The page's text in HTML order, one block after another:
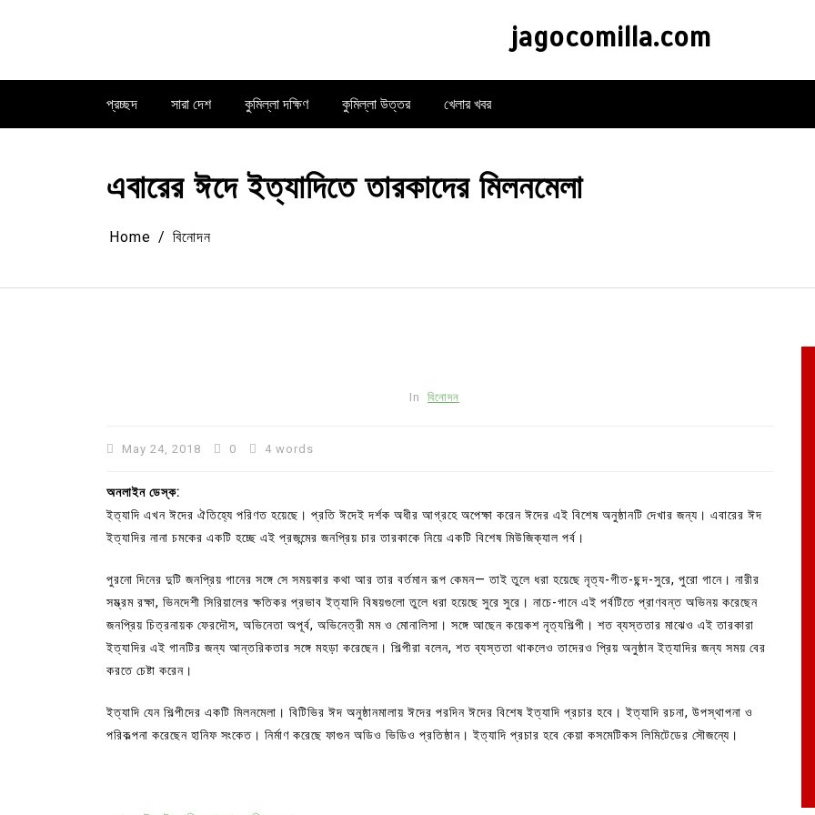
jagocomilla.com
প্রচ্ছদ সারা দেশ কুমিল্লা দক্ষিণ কুমিল্লা উত্তর খেলার খবর
এবারের ঈদে ইত্যাদিতে তারকাদের মিলনমেলা
Home বিনোদন
In বিনোদন
May 24, 2018 0 4 words
অনলাইন ডেস্ক:
ইত্যাদি এখন ঈদের ঐতিহ্যে পরিণত হয়েছে। প্রতি ঈদেই দর্শক অধীর আগ্রহে অপেক্ষা করেন ঈদের এই বিশেষ অনুষ্ঠানটি দেখার জন্য। এবারের ঈদ
ইত্যাদির নানা চমকের একটি হচ্ছে এই প্রজন্মের জনপ্রিয় চার তারকাকে নিয়ে একটি বিশেষ মিউজিক্যাল পর্ব।
পুরনো দিনের দুটি জনপ্রিয় গানের সঙ্গে সে সময়কার কথা আর তার বর্তমান রূপ কেমন— তাই তুলে ধরা হয়েছে নৃত্য-গীত-ছন্দ-সুরে, পুরো গানে। নারীর
সম্ভ্রম রক্ষা, ভিনদেশী সিরিয়ালের ক্ষতিকর প্রভাব ইত্যাদি বিষয়গুলো তুলে ধরা হয়েছে সুরে সুরে। নাচে-গানে এই পর্বটিতে প্রাণবন্ত অভিনয় করেছেন
জনপ্রিয় চিত্রনায়ক ফেরদৌস, অভিনেতা অপূর্ব, অভিনেত্রী মম ও মোনালিসা। সঙ্গে আছেন কয়েকশ নৃত্যশিল্পী। শত ব্যস্ততার মাঝেও এই তারকারা
ইত্যাদির এই গানটির জন্য আন্তরিকতার সঙ্গে মহড়া করেছেন। শিল্পীরা বলেন, শত ব্যস্ততা থাকলেও তাদেরও প্রিয় অনুষ্ঠান ইত্যাদির জন্য সময় বের
করতে চেষ্টা করেন।
ইত্যাদি যেন শিল্পীদের একটি মিলনমেলা। বিটিভির ঈদ অনুষ্ঠানমালায় ঈদের পরদিন ঈদের বিশেষ ইত্যাদি প্রচার হবে। ইত্যাদি রচনা, উপস্থাপনা ও
পরিকল্পনা করেছেন হানিফ সংকেত। নির্মাণ করেছে ফাগুন অডিও ভিডিও প্রতিষ্ঠান। ইত্যাদি প্রচার হবে কেয়া কসমেটিকস লিমিটেডের সৌজন্যে।